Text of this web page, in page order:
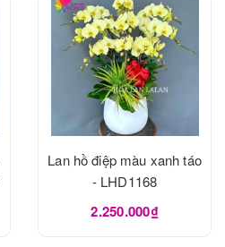
Lan hồ điệp màu xanh táo
- LHD1168
2.250.000₫